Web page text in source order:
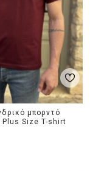
μπορντό
Plus Size T-shirt